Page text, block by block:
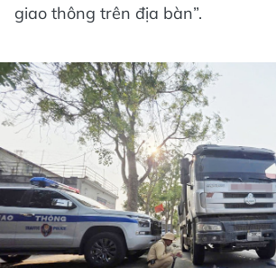
giao thông trên địa bàn”.